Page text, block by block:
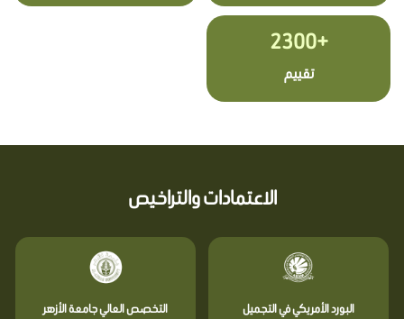
+2300
تقييم
الاعتمادات والتراخيص
البورد الأمريكي في التجميل التخصص العالي جامعة الأزهر